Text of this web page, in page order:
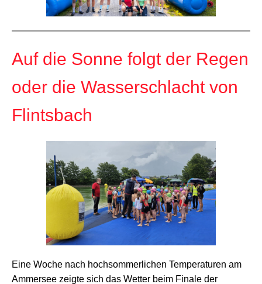
Auf die Sonne folgt der Regen
oder die Wasserschlacht von
Flintsbach
Eine Woche nach hochsommerlichen Temperaturen am
Ammersee zeigte sich das Wetter beim Finale der